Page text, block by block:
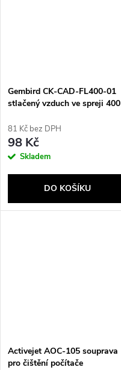
Gembird CK-CAD-FL400-01
stlačený vzduch ve spreji 400
81 Kč bez DPH
98 Kč
Skladem
DO KOŠÍKU
Activejet AOC-105 souprava
pro čištění počítače